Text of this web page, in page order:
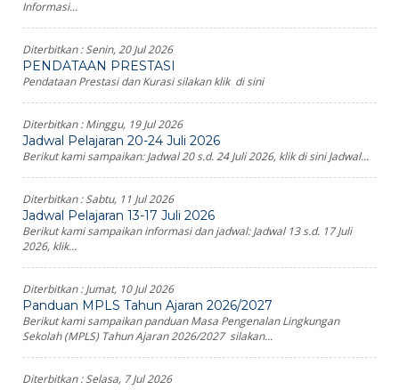
Informasi...
Diterbitkan :Senin, 20 Jul 2026
PENDATAAN PRESTASI
Pendataan Prestasi dan Kurasi silakan klik di sini
Diterbitkan :Minggu, 19 Jul 2026
Jadwal Pelajaran 20-24 Juli 2026
Berikut kami sampaikan: Jadwal 20 s.d. 24 Juli 2026, klik di sini Jadwal...
Diterbitkan :Sabtu, 11 Jul 2026
Jadwal Pelajaran 13-17 Juli 2026
Berikut kami sampaikan informasi dan jadwal: Jadwal 13 s.d. 17 Juli
2026, klik...
Diterbitkan :Jumat, 10 Jul 2026
Panduan MPLS Tahun Ajaran 2026/2027
Berikut kami sampaikan panduan Masa Pengenalan Lingkungan
Sekolah (MPLS) Tahun Ajaran 2026/2027 silakan...
Diterbitkan :Selasa, 7 Jul 2026